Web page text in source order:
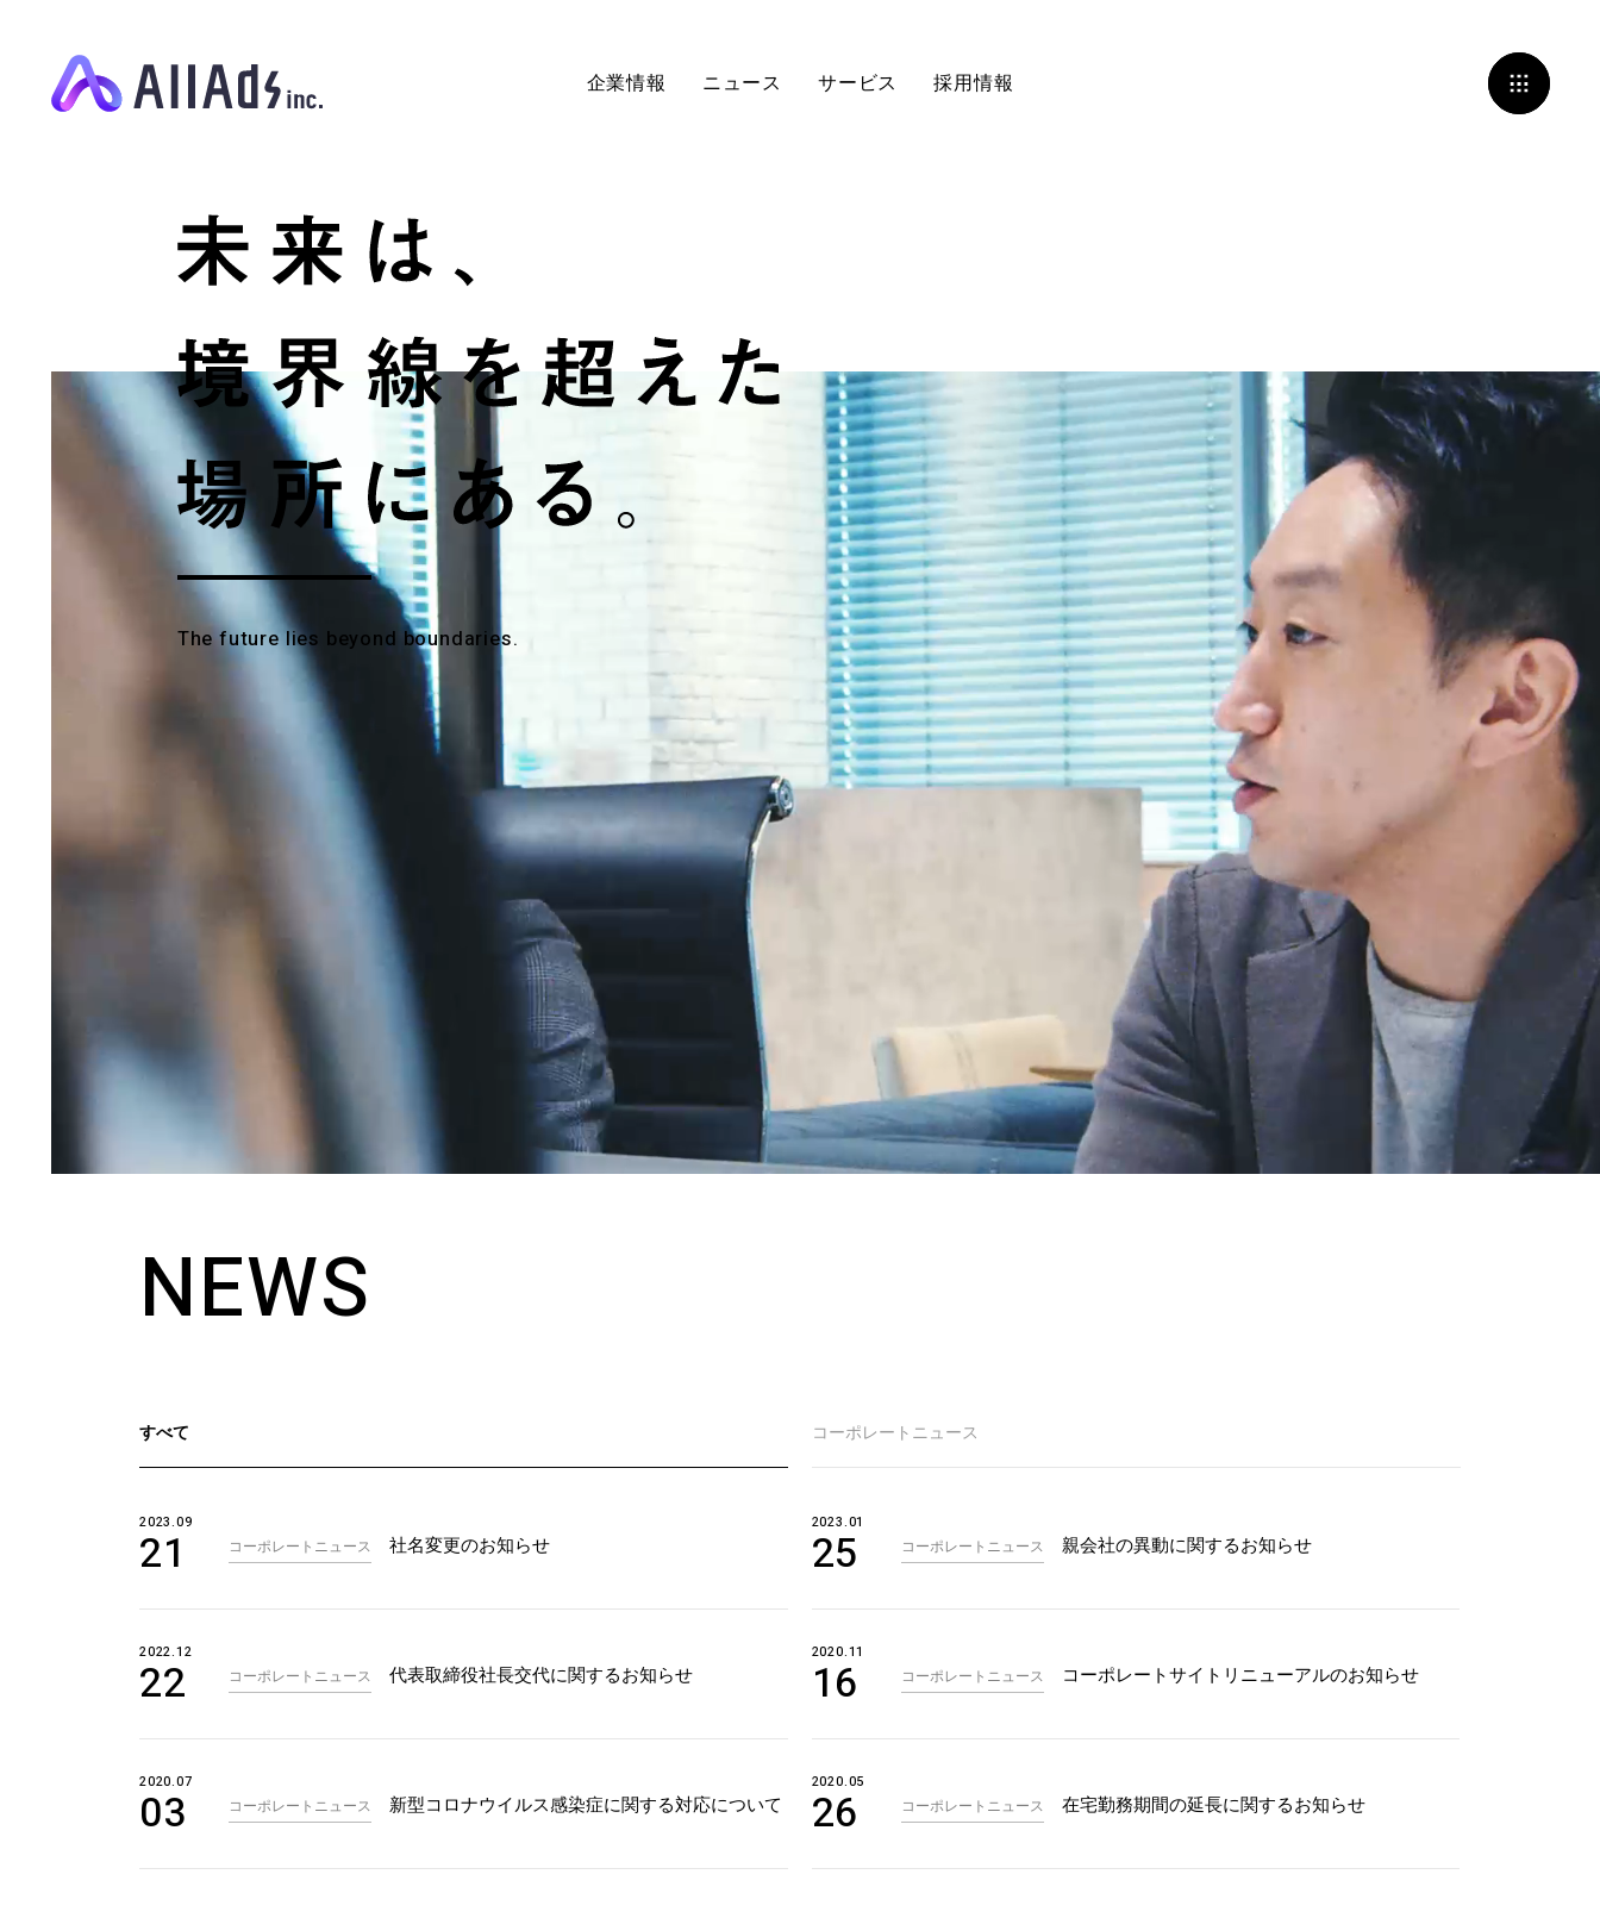
企業情報 ニュース サービス 採用情報
The future lies beyond boundaries.
NEWS
すべて コーポレートニュース
2023.09
21 コーポレートニュース 社名変更のお知らせ
2023.01
25 コーポレートニュース 親会社の異動に関するお知らせ
2022.12
22 コーポレートニュース 代表取締役社長交代に関するお知らせ
2020.11
16 コーポレートニュース コーポレートサイトリニューアルのお知らせ
2020.07
03 コーポレートニュース 新型コロナウイルス感染症に関する対応について
2020.05
26 コーポレートニュース 在宅勤務期間の延長に関するお知らせ